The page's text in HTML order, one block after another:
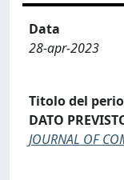
Data
28-apr-2023
Titolo del
DATO
JOURNAL OF